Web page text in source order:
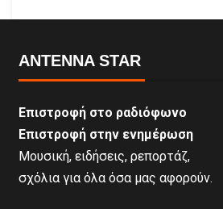
ANTENNA STAR
Επιστροφή στο ραδιόφωνο
Επιστροφή στην ενημέρωση
Μουσική, ειδήσεις, ρεπορτάζ,
σχόλια για όλα όσα μας αφορούν.